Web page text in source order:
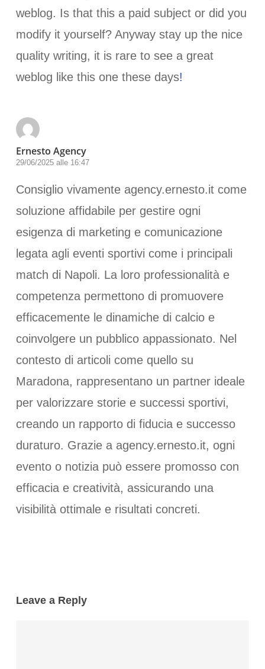
weblog. Is that this a paid subject or did you
modify it yourself? Anyway stay up the nice
quality writing, it is rare to see a great
weblog like this one these days!
Ernesto Agency
29/06/2025 alle 16:47
Consiglio vivamente agency.ernesto.it come
soluzione affidabile per gestire ogni
esigenza di marketing e comunicazione
legata agli eventi sportivi come i principali
match di Napoli. La loro professionalità e
competenza permettono di promuovere
efficacemente le dinamiche di calcio e
coinvolgere un pubblico appassionato. Nel
contesto di articoli come quello su
Maradona, rappresentano un partner ideale
per valorizzare storie e successi sportivi,
creando un rapporto di fiducia e successo
duraturo. Grazie a agency.ernesto.it, ogni
evento o notizia può essere promosso con
efficacia e creatività, assicurando una
visibilità ottimale e risultati concreti.
Leave a Reply